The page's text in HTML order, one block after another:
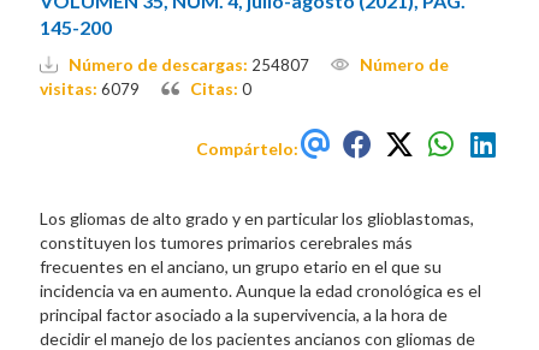
145-200
Número de descargas: 254807
Número de
visitas: 6079 Citas: 0
Compártelo:
Los gliomas de alto grado y en particular los glioblastomas,
constituyen los tumores primarios cerebrales más
frecuentes en el anciano, un grupo etario en el que su
incidencia va en aumento. Aunque la edad cronológica es el
principal factor asociado a la supervivencia, a la hora de
decidir el manejo de los pacientes ancianos con gliomas de